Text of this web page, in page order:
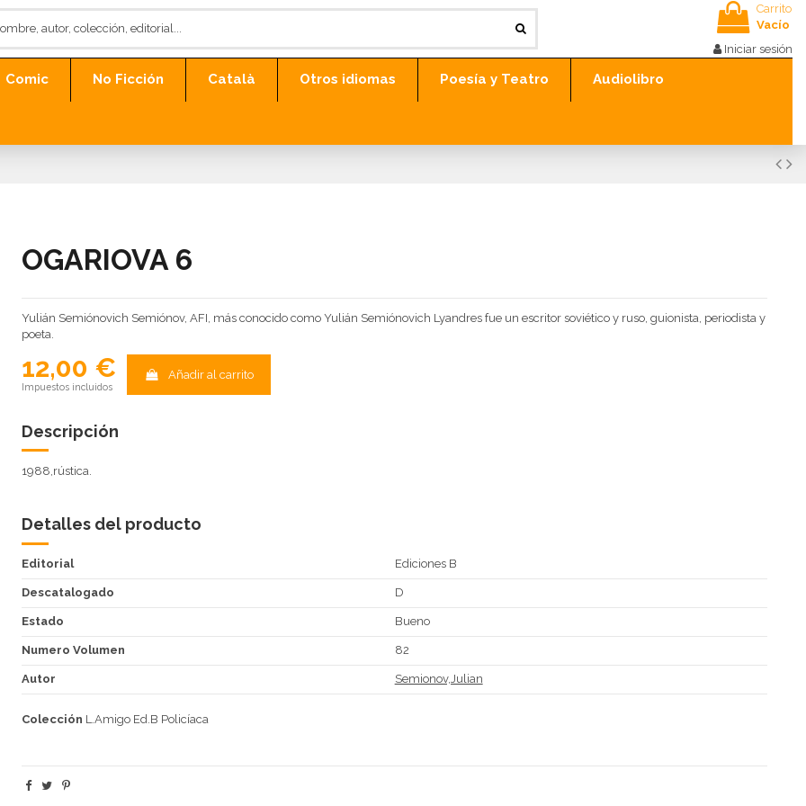
Carrito
Vacío
Iniciar sesión
Comic No Ficción Català Otros idiomas Poesía y Teatro Audiolibro
OGARIOVA 6
Yulián Semiónovich Semiónov, AFI, más conocido como Yulián Semiónovich Lyandres fue un escritor soviético y ruso, guionista, periodista y
poeta.
12,00 €
Impuestos incluidos
Añadir al carrito
Descripción
1988,rústica.
Detalles del producto
Editorial Ediciones B
Descatalogado D
Estado Bueno
Numero Volumen 82
Autor Semionov,Julian
Colección L.Amigo Ed.B Policíaca